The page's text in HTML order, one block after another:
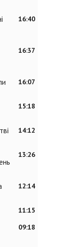
16:40
16:37
16:07
15:18
14:12
13:26
12:14
11:15
09:18